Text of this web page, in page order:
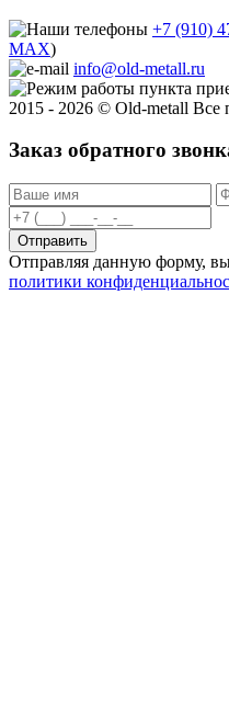
+7 (910)
MAX)
info@old-metall.ru
2015 - 2026 © Old-metall
Заказ обратного
Отправить
Отправляя данную форму,
политики